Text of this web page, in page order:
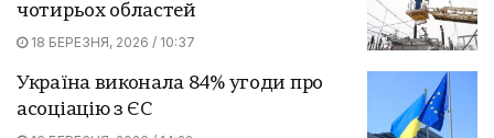
чотирьох областей
18 БЕРЕЗНЯ, 2026 / 10:37
Україна виконала 84% угоди про
асоціацію з ЄС